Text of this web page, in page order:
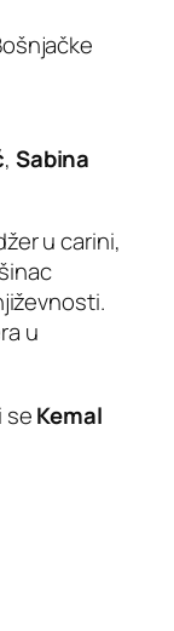
, Sabina
u carini,
u
seKemal